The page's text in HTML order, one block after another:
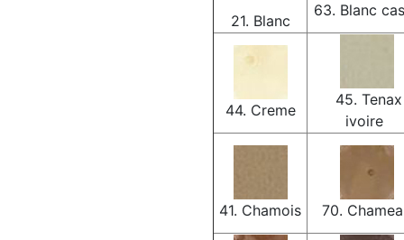
21. Blanc
63. Blanc
44. Creme
45. Tenax
ivoire
41. Chamois 70.